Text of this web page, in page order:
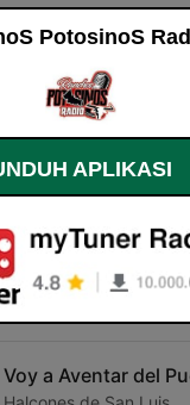
30 hari terakhir
Juniors
De San Luis Potosi
De Mil Coronas
al Cabo y Que
de San Luis
Voy a Aventar del
APLIKASI